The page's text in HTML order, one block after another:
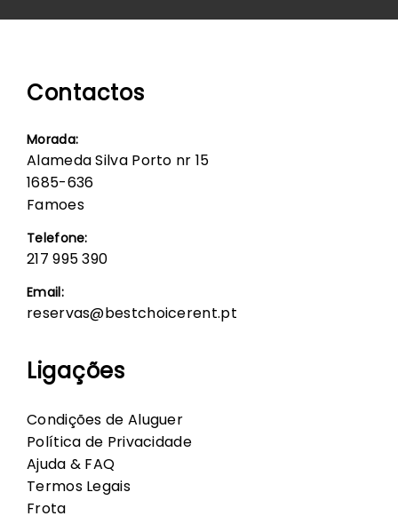
Contactos
Morada:
Alameda Silva Porto nr 15
1685-636
Famoes
Telefone:
217 995 390
Email:
reservas@bestchoicerent.pt
Ligações
Condições de Aluguer
Política de Privacidade
Ajuda & FAQ
Termos Legais
Frota